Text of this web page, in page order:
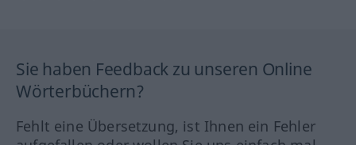
Sie haben Feedback zu unseren Online
Wörterbüchern?
Fehlt eine Übersetzung, ist Ihnen ein Fehler